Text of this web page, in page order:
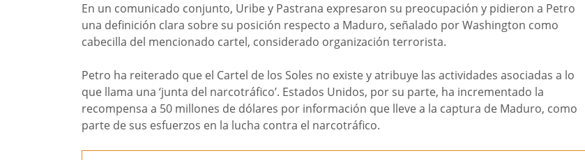
En un comunicado conjunto, Uribe y Pastrana expresaron su preocupación y pidieron a Petro
una definición clara sobre su posición respecto a Maduro, señalado por Washington como
cabecilla del mencionado cartel, considerado organización terrorista.
Petro ha reiterado que el Cartel de los Soles no existe y atribuye las actividades asociadas a lo
que llama una ‘junta del narcotráfico’. Estados Unidos, por su parte, ha incrementado la
recompensa a 50 millones de dólares por información que lleve a la captura de Maduro, como
parte de sus esfuerzos en la lucha contra el narcotráfico.